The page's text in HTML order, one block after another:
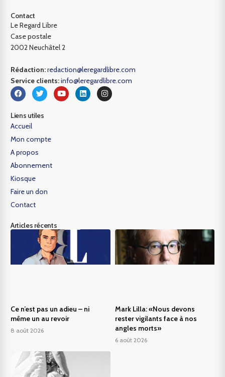
Contact
Le Regard Libre
Case postale
2002 Neuchâtel 2
Rédaction:redaction@leregardlibre.com
Service clients:info@leregardlibre.com
Liens utiles
Accueil
Mon compte
A propos
Abonnement
Kiosque
Faire un don
Contact
Articles récents
Ce n’est pas un adieu – ni
même un au revoir
8 août 2026
Mark Lilla: «Nous devons
rester vigilants face à nos
angles morts»
6 août 2026